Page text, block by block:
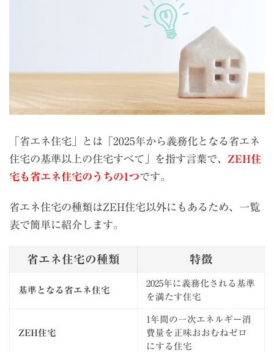
「省エネ住宅」とは「2025年から義務化となる省エネ
住宅の基準以上の住宅すべて」を指す言葉で、 ZEH住
宅も省エネ住宅のうちの1つです。
省エネ住宅の種類はZEH住宅以外にもあるため、一覧
表で簡単に紹介します。
省エネ住宅の種類 特徴
基準となる省エネ住宅
2025年に義務化される基準
を満たす住宅
ZEH住宅
1年間の一次エネルギー消
費量を正味おおむねゼロ
にする住宅